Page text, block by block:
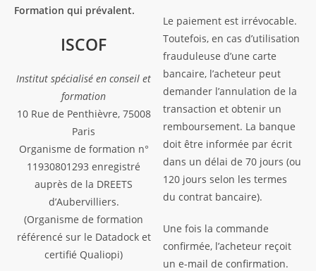
Formation qui prévalent.
ISCOF
Institut spécialisé en conseil et
formation
10 Rue de Penthièvre, 75008
Paris
Organisme de formation n°
11930801293 enregistré
auprès de la DREETS
d’Aubervilliers.
(Organisme de formation
référencé sur le Datadock et
certifié Qualiopi)
Le paiement est irrévocable.
Toutefois, en cas d’utilisation
frauduleuse d’une carte
bancaire, l’acheteur peut
demander l’annulation de la
transaction et obtenir un
remboursement. La banque
doit être informée par écrit
dans un délai de 70 jours (ou
120 jours selon les termes
du contrat bancaire).
Une fois la commande
confirmée, l’acheteur reçoit
un e-mail de confirmation.